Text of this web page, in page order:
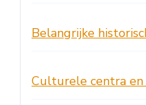
Belangrijke
Culturele centra en